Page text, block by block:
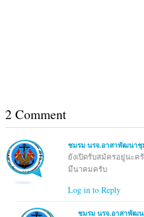
2 Comment
ชมรม นรจ.อาสาพัฒนา
ยังเปิดรับสมัครอยู่นะ
มีนาคมครับ
Log in to Reply
ชมรม นรจ.อาสาพัฒ